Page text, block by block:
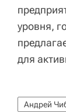
уровня,
для
Андрей